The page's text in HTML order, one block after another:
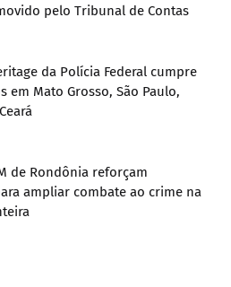
pelo Tribunal de Contas
da Polícia Federal cumpre
em Mato Grosso, São Paulo,
de Rondônia reforçam
ampliar combate ao crime na